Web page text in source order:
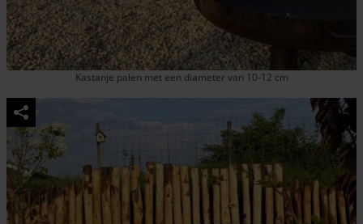
Kastanje palen met een diameter van 10-12 cm